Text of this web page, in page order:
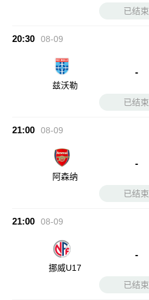
已结束
20:30 08-09
兹沃勒
-
已结束
21:00 08-09
阿森纳
-
已结束
21:00 08-09
挪威U17
-
已结束